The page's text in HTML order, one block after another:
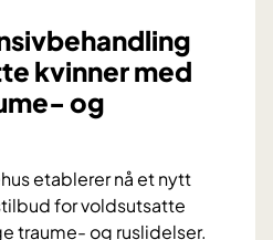
kvinner med
og
etablerer nå et nytt
for voldsutsatte
traume- og ruslidelser.